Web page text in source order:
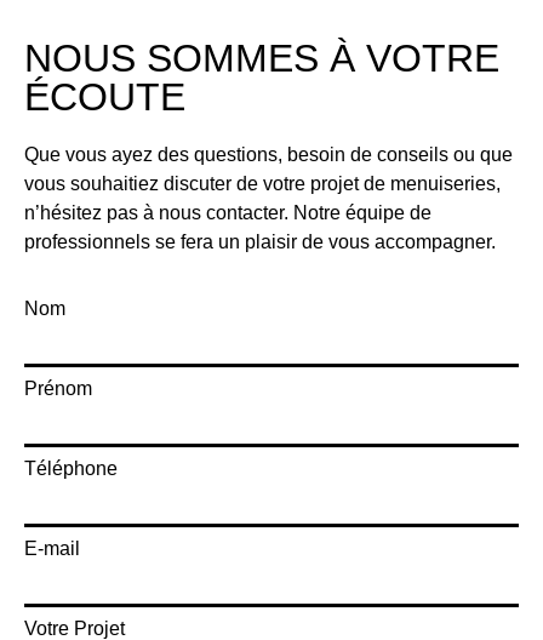
NOUS SOMMES À VOTRE
ÉCOUTE
Que vous ayez des questions, besoin de conseils ou que
vous souhaitiez discuter de votre projet de menuiseries,
n’hésitez pas à nous contacter. Notre équipe de
professionnels se fera un plaisir de vous accompagner.
Nom
Prénom
Téléphone
E-mail
Votre Projet